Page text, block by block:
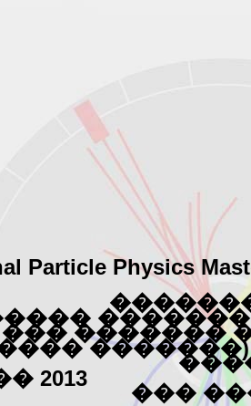
Particle Physics
�������)
2013
��� �������
���